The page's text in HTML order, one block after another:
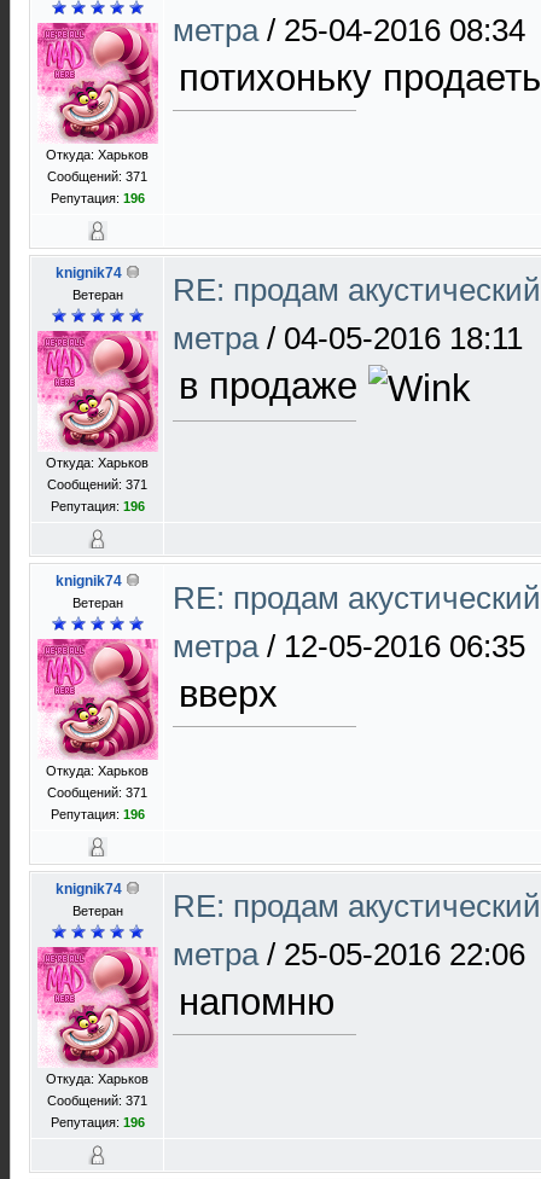
Откуда: Харьков
Сообщений: 371
Репутация: 196
метра / 25-04-2016 08:34
потихоньку
knignik74
Ветеран
Откуда: Харьков
Сообщений: 371
Репутация: 196
RE: продам
метра / 04-05-2016 18:11
в продаже
knignik74
Ветеран
Откуда: Харьков
Сообщений: 371
Репутация: 196
RE: продам
метра / 12-05-2016 06:35
вверх
knignik74
Ветеран
Откуда: Харьков
Сообщений: 371
Репутация: 196
RE: продам
метра / 25-05-2016 22:06
напомню